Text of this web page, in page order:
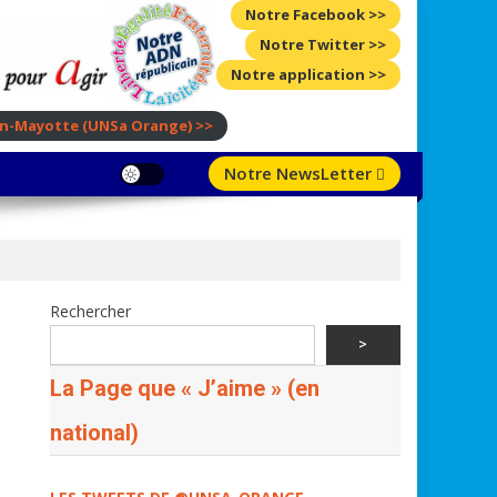
Notre Facebook >>
Notre Twitter >>
Notre application >>
Mayotte (UNSa Orange) >>
Notre NewsLetter
Rechercher
>
La Page que « J’aime » (en
national)